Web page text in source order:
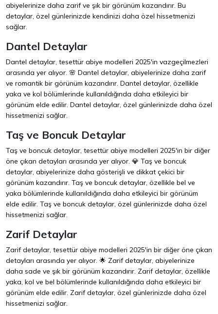
abiyelerinize daha zarif ve şık bir görünüm kazandırır. Bu
detaylar, özel günlerinizde kendinizi daha özel hissetmenizi
sağlar.
Dantel Detaylar
Dantel detaylar, tesettür abiye modelleri 2025'in vazgeçilmezleri
arasında yer alıyor. 🌸 Dantel detaylar, abiyelerinize daha zarif
ve romantik bir görünüm kazandırır. Dantel detaylar, özellikle
yaka ve kol bölümlerinde kullanıldığında daha etkileyici bir
görünüm elde edilir. Dantel detaylar, özel günlerinizde daha özel
hissetmenizi sağlar.
Taş ve Boncuk Detaylar
Taş ve boncuk detaylar, tesettür abiye modelleri 2025'in bir diğer
öne çıkan detayları arasında yer alıyor. 💎 Taş ve boncuk
detaylar, abiyelerinize daha gösterişli ve dikkat çekici bir
görünüm kazandırır. Taş ve boncuk detaylar, özellikle bel ve
yaka bölümlerinde kullanıldığında daha etkileyici bir görünüm
elde edilir. Taş ve boncuk detaylar, özel günlerinizde daha özel
hissetmenizi sağlar.
Zarif Detaylar
Zarif detaylar, tesettür abiye modelleri 2025'in bir diğer öne çıkan
detayları arasında yer alıyor. 🌟 Zarif detaylar, abiyelerinize
daha sade ve şık bir görünüm kazandırır. Zarif detaylar, özellikle
yaka, kol ve bel bölümlerinde kullanıldığında daha etkileyici bir
görünüm elde edilir. Zarif detaylar, özel günlerinizde daha özel
hissetmenizi sağlar.